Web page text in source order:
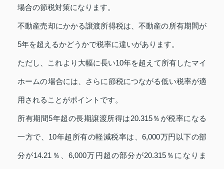
場合の節税対策になります。
不動産売却にかかる譲渡所得税は、不動産の所有期間が
5年を超えるかどうかで税率に違いがあります。
ただし、これより大幅に長い10年を超えて所有したマイ
ホームの場合には、さらに節税につながる低い税率が適
用されることがポイントです。
所有期間5年超の長期譲渡所得は20.315％が税率になる
一方で、10年超所有の軽減税率は、6,000万円以下の部
分が14.21％、6,000万円超の部分が20.315％になりま